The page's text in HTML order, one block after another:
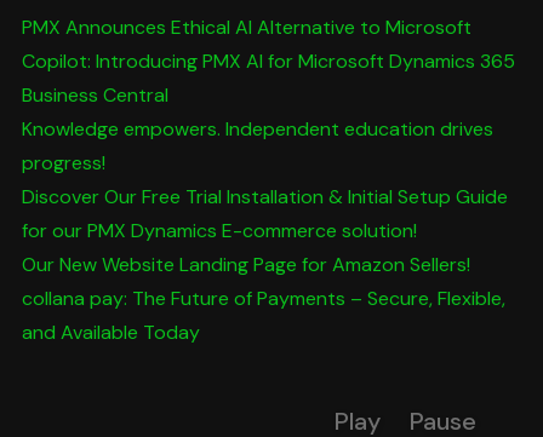
Play Pause
PMX Announces Ethical AI Alternative to Microsoft
Copilot: Introducing PMX AI for Microsoft Dynamics 365
Business Central
Knowledge empowers. Independent education drives
progress!
Discover Our Free Trial Installation & Initial Setup Guide
for our PMX Dynamics E-commerce solution!
Our New Website Landing Page for Amazon Sellers!
collana pay: The Future of Payments – Secure, Flexible,
and Available Today